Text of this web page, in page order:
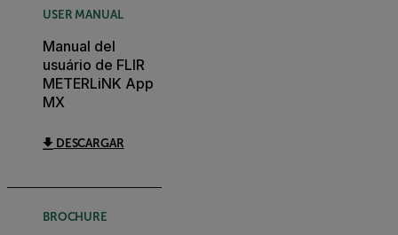
USER MANUAL
Manual del
usuário de FLIR
METERLiNK App
MX
DESCARGAR
BROCHURE